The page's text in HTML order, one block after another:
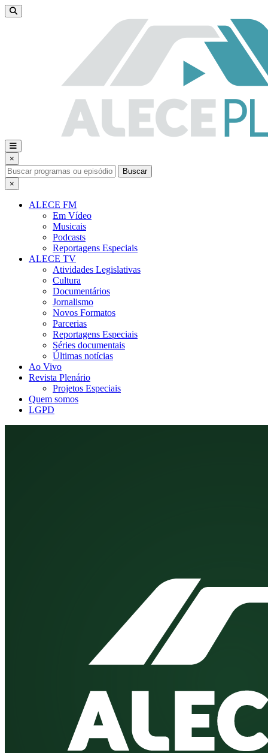
×
Buscar
×
ALECE FM
Em Vídeo
Musicais
Podcasts
Reportagens Especiais
ALECE TV
Atividades Legislativas
Cultura
Documentários
Jornalismo
Novos Formatos
Parcerias
Reportagens Especiais
Séries documentais
Últimas notícias
Ao Vivo
Revista Plenário
Projetos Especiais
Quem somos
LGPD